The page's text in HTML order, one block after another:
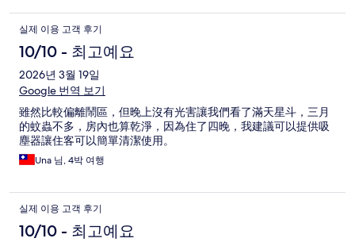
실제 이용 고객 후기
10/10 - 최고예요
2026년 3월 19일
Google 번역 보기
雖然比較偏離鬧區，但晚上沒有光害讓我們看了滿天星斗，三月
的蚊蟲不多，房內也算乾淨，因為住了四晚，我建議可以提供吸
塵器讓住客可以簡單清潔使用。
Una 님, 4박 여행
실제 이용 고객 후기
10/10 - 최고예요